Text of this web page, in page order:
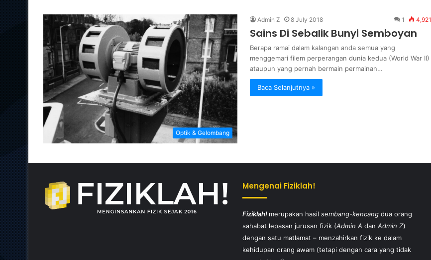
Optik & Gelombang
Admin Z 8 July 2018 1 4,921
Sains Di Sebalik Bunyi Semboyan
Berapa ramai dalam kalangan anda semua yang
menggemari filem perperangan dunia kedua (World War II)
ataupun yang pernah bermain permainan…
Baca Selanjutnya »
Mengenai Fiziklah!
Fiziklah! merupakan hasil sembang-kencang dua orang
sahabat lepasan jurusan fizik (Admin A dan Admin Z)
dengan satu matlamat – menzahirkan fizik ke dalam
kehidupan orang awam (tetapi dengan cara yang tidak